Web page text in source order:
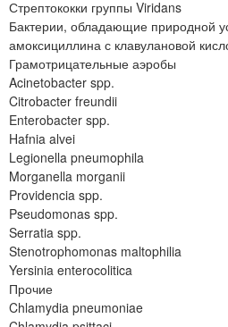
Стрептококки группы Viridans
Бактерии, обладающие природной
амоксициллина с клавулановой
Грамотрицательные аэробы
Acinetobacter spp.
Citrobacter freundii
Enterobacter spp.
Hafnia alvei
Legionella pneumophila
Morganella morganii
Providencia spp.
Pseudomonas spp.
Serratia spp.
Stenotrophomonas maltophilia
Yersinia enterocolitica
Прочие
Chlamydia pneumoniae